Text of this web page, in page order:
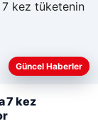
Güncel Haberler
7 kez